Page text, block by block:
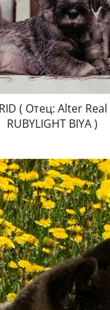
( Отец: Alter
RUBYLIGHT BIYA )